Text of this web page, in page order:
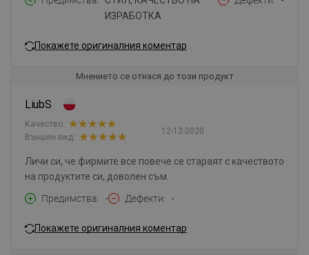
ИЗРАБОТКА
Покажете оригиналния коментар
Мнението се отнася до този продукт
LiubS
12-12-2020
Качество:
Външен вид:
Личи си, че фирмите все повече се стараят с качеството
на продуктите си, доволен съм.
Предимства
- Дефекти -
Покажете оригиналния коментар